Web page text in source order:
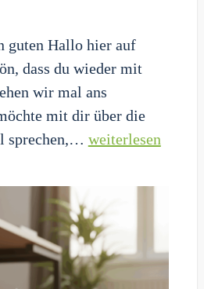
guten Hallo hier auf
dass du wieder mit
wir mal ans
mit dir über die
sprechen,… Sparen
Zahnpasta-
Akrobatik:
Die
4
echten
weiterlesen